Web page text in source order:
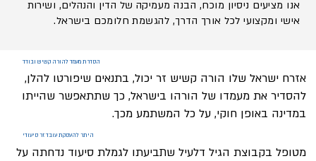
אנו מציעים ניסיון מוכח, הבנה מעמיקה של הדין והנהלים, ושירות
אישי ומקצועי לכל אורך הדרך, להגשמת חלומכם בישראל.
הסדרת מעמד להורה קשיש ובודד
אזרח ישראל שלו הורה קשיש זר יכול, בתנאים שיפורטו להלן,
להסדיר את מעמדו של הורהו בישראל, כך שתתאפשר שהייתו
במדינה באופן חוקי, על כל המשתמע מכך.
היתר להעסקת עובד זר סיעודי
מטופל בקבוצת הגיל דלעיל שתביעתו לגמלת סיעוד נדחתה על